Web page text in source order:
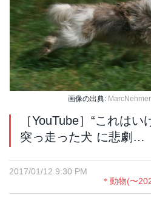
画像の出典: MarcNehmer
［YouTube］“これはい
突っ走った犬 に悲劇…
2017/01/12 9:30 PM
＊動物(〜